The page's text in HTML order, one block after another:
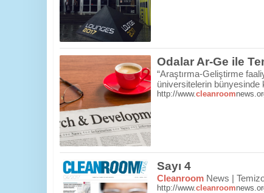
Odalar Ar-Ge ile
“Araştırma-Geliştirme
üniversitelerin bünyesinde
http://www.cleanroom
Sayı 4
Cleanroom News |
http://www.cleanroom